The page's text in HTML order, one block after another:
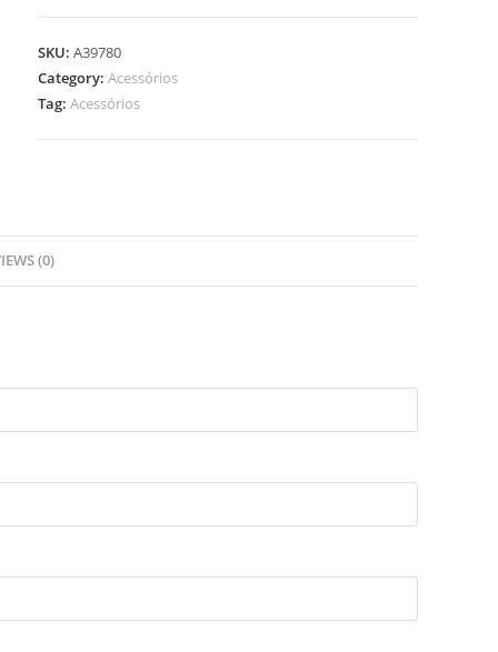
SKU:A39780
Category:Acessórios
Tag:Acessórios
(0)